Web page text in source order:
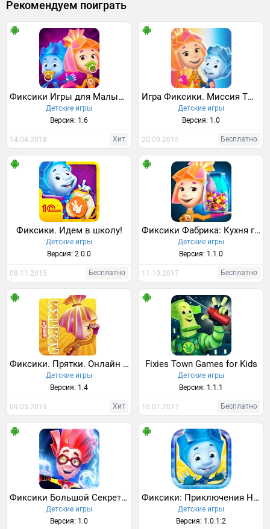
Рекомендуем поиграть
Фиксики Игры для Малышей
Детские игры
Версия: 1.6
14.04.2018 Хит
Игра Фиксики. Миссия ТЫДЫЩ
Детские игры
Версия: 1.0
20.09.2015 Бесплатно
Фиксики. Идем в школу!
Детские игры
Версия: 2.0.0
08.11.2015 Бесплатно
Фиксики Фабрика: Кухня где готовим Шоколадный Торт
Детские игры
Версия: 1.1.0
11.10.2017 Бесплатно
Фиксики. Прятки. Онлайн игра с друзьями
Детские игры
Версия: 1.4
09.05.2019 Хит
Fixies Town Games for Kids
Детские игры
Версия: 1.1.1
16.01.2017 Бесплатно
Фиксики Большой Секрет Игры Бегалки для Детей
Детские игры
Версия: 1.0
Фиксики: Приключения Нолика
Детские игры
Версия: 1.0.1:2